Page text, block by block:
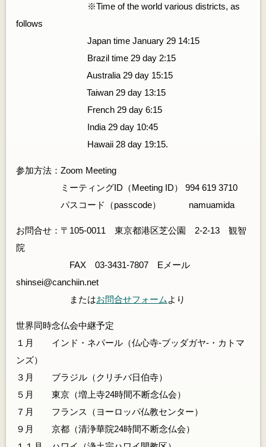
※Time of the world various districts, as
follows
Japan time January 29 14:15
Brazil time 29 day 2:15
Australia 29 day 15:15
Taiwan 29 day 13:15
French 29 day 6:15
India 29 day 10:45
Hawaii 28 day 19:15.
参加方法：Zoom Meeting
ミーティングID（Meeting ID） 994 619 3710
パスコード（passcode） namuamida
お問合せ：〒105-0011 東京都港区芝公園 2-2-13 観智
院
FAX 03-3431-7807 Eメール
shinsei@canchiin.net
またはお問合せフォームより
世界同時念仏会中継予定
１月 インド・ネパール（仏心寺-ブッダガヤ-・カトマ
ンズ）
３月 ブラジル（クリチバ日伯寺）
５月 東京（増上寺24時間不断念仏会）
７月 フランス（ヨーロッパ仏教センター）
９月 京都（清浄華院24時間不断念仏会）